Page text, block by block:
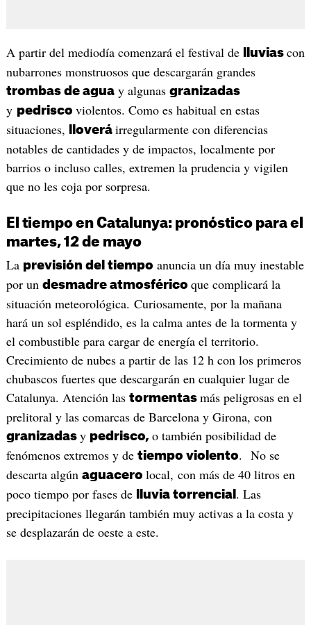
A partir del mediodía comenzará el festival de lluvias con
nubarrones monstruosos que descargarán grandes
trombas de aguay algunas granizadas
y pedrisco violentos. Como es habitual en estas
situaciones,
lloverá irregularmente con diferencias
notables de cantidades y de impactos, localmente por
barrios o incluso calles, extremen la prudencia y vigilen
que no les coja por sorpresa.
El tiempo en Catalunya: pronóstico para el
martes, 12 de mayo
La previsión del tiempo anuncia un día muy inestable
por un desmadre atmosférico que complicará la
situación meteorológica. Curiosamente, por la mañana
hará un sol espléndido, es la calma antes de la tormenta y
el combustible para cargar de energía el territorio.
Crecimiento de nubes a partir de las 12 h con los primeros
chubascos fuertes que descargarán en cualquier lugar de
Catalunya. Atención las tormentas más peligrosas en el
prelitoral y las comarcas de Barcelona y Girona, con
granizadas y pedrisco, o también posibilidad de
fenómenos extremos y de tiempo violento. No se
descarta algún aguacero local, con más de 40 litros en
poco tiempo por fases de
lluvia torrencial . Las
precipitaciones llegarán también muy activas a la costa y
se desplazarán de oeste a este.